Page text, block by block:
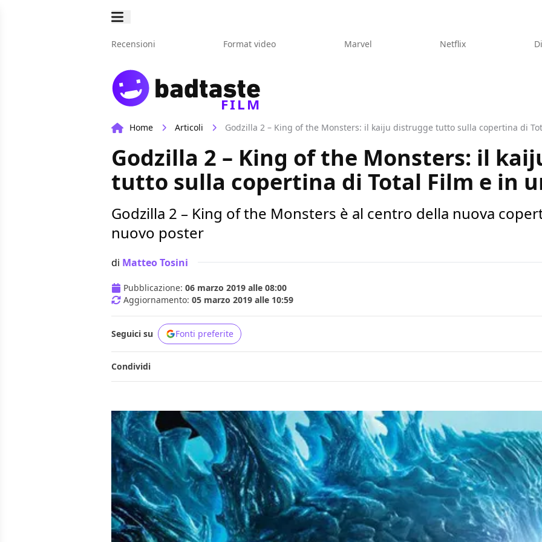
Recensioni Format video Marvel Netflix
FILM
Home Articoli Godzilla 2 – King of the Monsters: il kaiju distrugge tutto sulla copertina di
Godzilla 2 – King of the Monsters: il
tutto sulla copertina di Total Film e in
Godzilla 2 – King of the Monsters è al centro della nuova
nuovo poster
di Matteo Tosini
Pubblicazione: 06 marzo 2019 alle 08:00
Aggiornamento: 05 marzo 2019 alle 10:59
Seguici su Fonti preferite
Condividi